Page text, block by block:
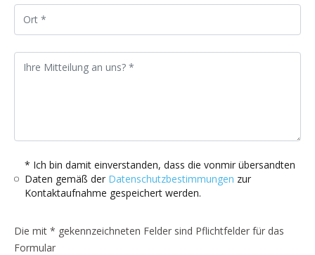
* Ich bin damit einverstanden, dass die vonmir übersandten
Daten gemäß der Datenschutzbestimmungen zur
Kontaktaufnahme gespeichert werden.
Die mit * gekennzeichneten Felder sind Pflichtfelder für das
Formular